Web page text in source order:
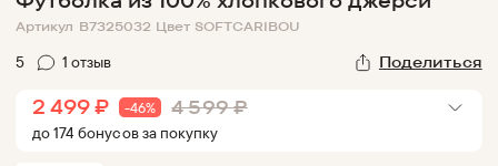
Артикул B7325032 Цвет SOFTCARIBOU
5 1 отзыв Поделиться
2 499 ₽ -46% 4 599 ₽
до174бонусовза покупку